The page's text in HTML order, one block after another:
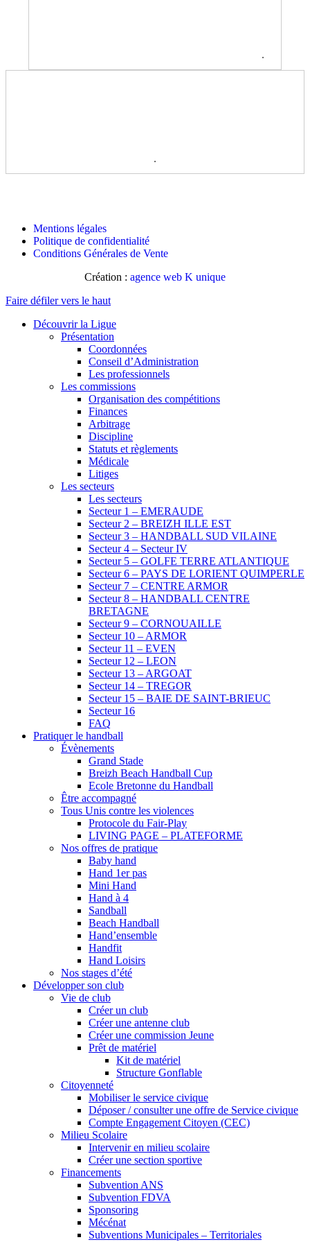
.
.
Mentions légales
Politique de confidentialité
Conditions Générales de Vente
Création : agence web K unique
Faire défiler vers le haut
Découvrir la Ligue
Présentation
Coordonnées
Conseil d’Administration
Les professionnels
Les commissions
Organisation des compétitions
Finances
Arbitrage
Discipline
Statuts et règlements
Médicale
Litiges
Les secteurs
Les secteurs
Secteur 1 – EMERAUDE
Secteur 2 – BREIZH ILLE EST
Secteur 3 – HANDBALL SUD VILAINE
Secteur 4 – Secteur IV
Secteur 5 – GOLFE TERRE ATLANTIQUE
Secteur 6 – PAYS DE LORIENT QUIMPERLE
Secteur 7 – CENTRE ARMOR
Secteur 8 – HANDBALL CENTRE
BRETAGNE
Secteur 9 – CORNOUAILLE
Secteur 10 – ARMOR
Secteur 11 – EVEN
Secteur 12 – LEON
Secteur 13 – ARGOAT
Secteur 14 – TREGOR
Secteur 15 – BAIE DE SAINT-BRIEUC
Secteur 16
FAQ
Pratiquer le handball
Évènements
Grand Stade
Breizh Beach Handball Cup
Ecole Bretonne du Handball
Être accompagné
Tous Unis contre les violences
Protocole du Fair-Play
LIVING PAGE – PLATEFORME
Nos offres de pratique
Baby hand
Hand 1er pas
Mini Hand
Hand à 4
Sandball
Beach Handball
Hand’ensemble
Handfit
Hand Loisirs
Nos stages d’été
Développer son club
Vie de club
Créer un club
Créer une antenne club
Créer une commission Jeune
Prêt de matériel
Kit de matériel
Structure Gonflable
Citoyenneté
Mobiliser le service civique
Déposer / consulter une offre de Service civique
Compte Engagement Citoyen (CEC)
Milieu Scolaire
Intervenir en milieu scolaire
Créer une section sportive
Financements
Subvention ANS
Subvention FDVA
Sponsoring
Mécénat
Subventions Municipales – Territoriales